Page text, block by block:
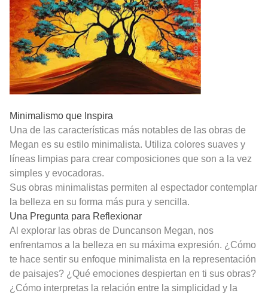
Minimalismo que Inspira
Una de las características más notables de las obras de
Megan es su estilo minimalista. Utiliza colores suaves y
líneas limpias para crear composiciones que son a la vez
simples y evocadoras.
Sus obras minimalistas permiten al espectador contemplar
la belleza en su forma más pura y sencilla.
Una Pregunta para Reflexionar
Al explorar las obras de Duncanson Megan, nos
enfrentamos a la belleza en su máxima expresión. ¿Cómo
te hace sentir su enfoque minimalista en la representación
de paisajes? ¿Qué emociones despiertan en ti sus obras?
¿Cómo interpretas la relación entre la simplicidad y la